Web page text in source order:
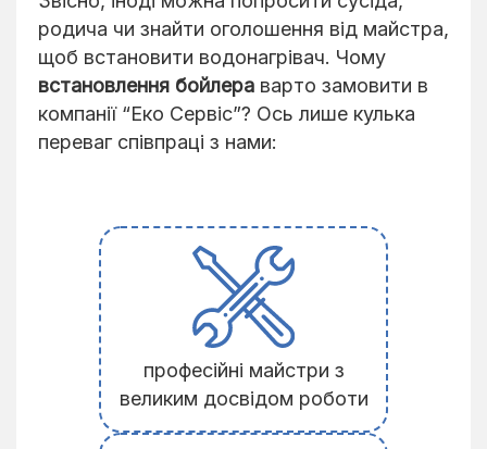
родича чи знайти оголошення від майстра,
щоб встановити водонагрівач. Чому
встановлення бойлера варто замовити в
компанії “Еко Сервіс”? Ось лише кулька
переваг співпраці з нами:
професійні майстри з
великим досвідом роботи